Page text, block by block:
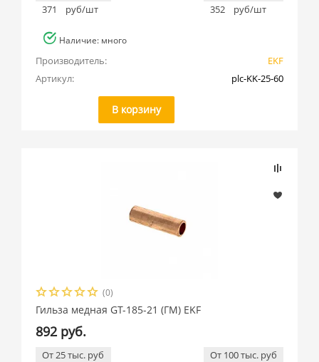
371
руб/шт
352
руб/шт
Наличие: много
Производитель:
EKF
Артикул:
plc-KK-25-60
В корзину
(0)
Гильза медная GT-185-21 (ГМ) EKF
892 руб.
От 25 тыс. руб
От 100 тыс. руб